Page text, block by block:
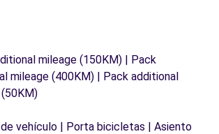
mileage (150KM) | Pack
mileage (400KM) | Pack additional
vehículo | Porta bicicletas | Asiento